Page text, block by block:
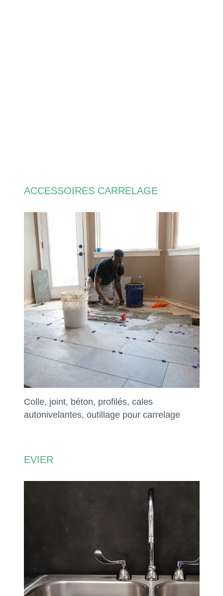
ACCESSOIRES CARRELAGE
Colle, joint, béton, profilés, cales
autonivelantes, outillage pour carrelage
EVIER